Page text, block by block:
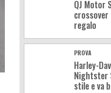
QJ Motor
crossover
regalo
PROVA
Harley-
Nightster
stile e va